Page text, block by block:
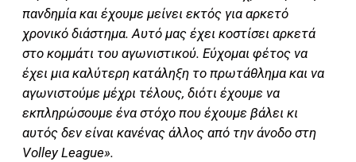
πανδημία και έχουμε μείνει εκτός για αρκετό
χρονικό διάστημα. Αυτό μας έχει κοστίσει αρκετά
στο κομμάτι του αγωνιστικού. Εύχομαι φέτος να
έχει μια καλύτερη κατάληξη το πρωτάθλημα και να
αγωνιστούμε μέχρι τέλους, διότι έχουμε να
εκπληρώσουμε ένα στόχο που έχουμε βάλει κι
αυτός δεν είναι κανένας άλλος από την άνοδο στη
Volley League».